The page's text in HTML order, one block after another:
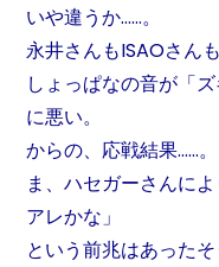
いや違うか……。
永井さんもISAOさん
しょっぱなの音が「
に悪い。
からの、応戦結果……。
ま、ハセガーさんに
アレかな」
という前兆はあった